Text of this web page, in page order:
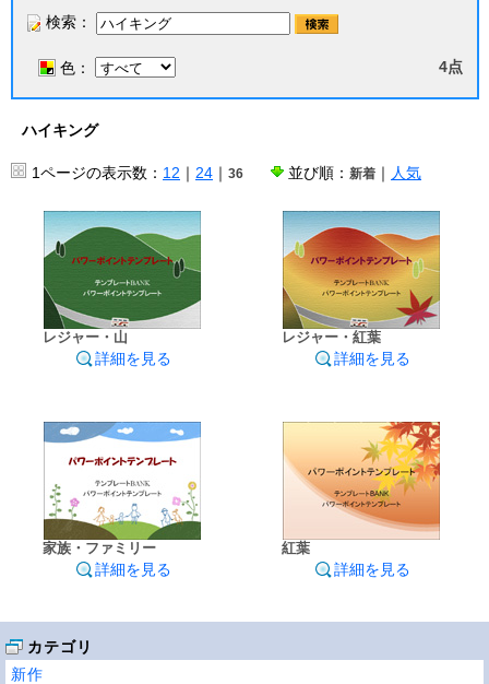
カテゴリ
新作
検索：
色： 4点
ハイキング
1ページの表示数： 12 ｜ 24 ｜ 36 並び順： 新着 ｜ 人気
レジャー・山
詳細を見る
レジャー・紅葉
詳細を見る
家族・ファミリー
詳細を見る
紅葉
詳細を見る